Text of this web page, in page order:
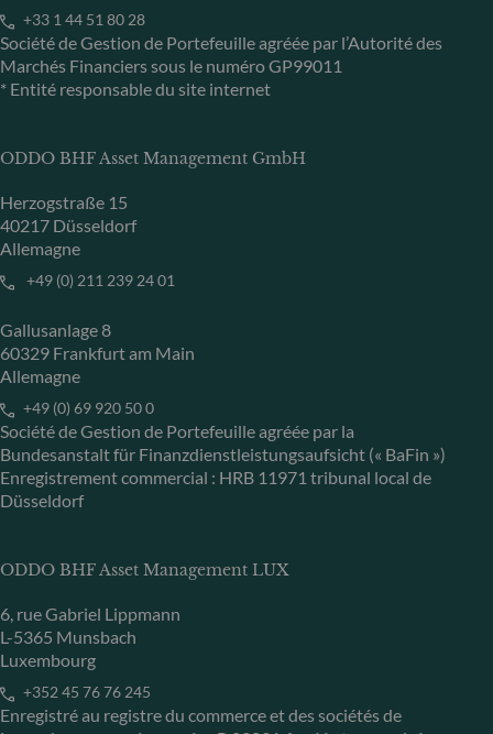
+33 1 44 51 80 28
Société de Gestion de Portefeuille agréée par l’Autorité des
Marchés Financiers sous le numéro GP99011
* Entité responsable du site internet
ODDO BHF Asset Management GmbH
Herzogstraße 15
40217 Düsseldorf
Allemagne
+49 (0) 211 239 24 01
Gallusanlage 8
60329 Frankfurt am Main
Allemagne
+49 (0) 69 920 50 0
Société de Gestion de Portefeuille agréée par la
Bundesanstalt für Finanzdienstleistungsaufsicht (« BaFin »)
Enregistrement commercial : HRB 11971 tribunal local de
Düsseldorf
ODDO BHF Asset Management LUX
6, rue Gabriel Lippmann
L-5365 Munsbach
Luxembourg
+352 45 76 76 245
Enregistré au registre du commerce et des sociétés de